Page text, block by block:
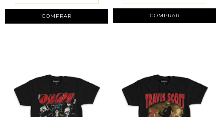
COMPRAR COMPRAR